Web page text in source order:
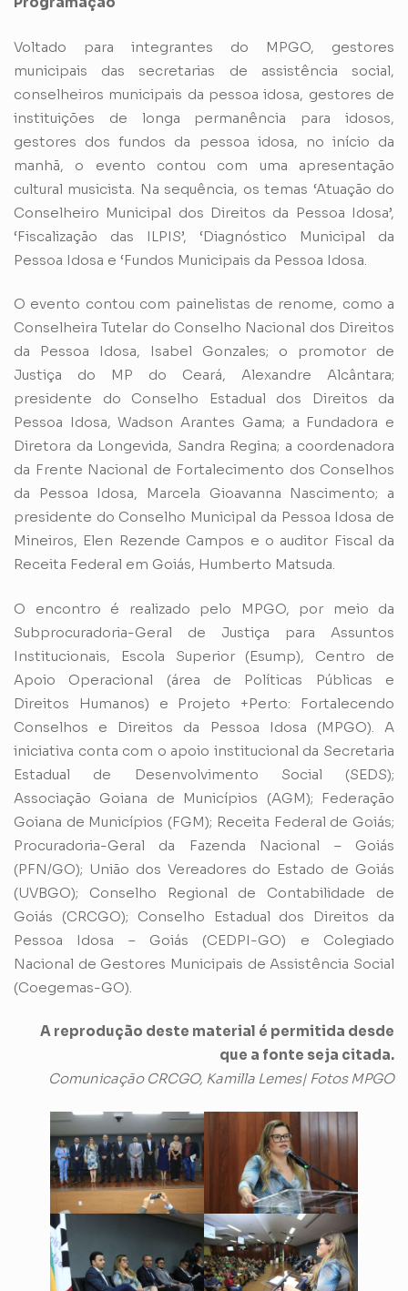
Voltado para integrantes do MPGO, gestores
municipais das secretarias de assistência social,
conselheiros municipais da pessoa idosa, gestores de
instituições de longa permanência para idosos,
gestores dos fundos da pessoa idosa, no início da
manhã, o evento contou com uma apresentação
cultural musicista. Na sequência, os temas ‘Atuação do
Conselheiro Municipal dos Direitos da Pessoa Idosa’,
‘Fiscalização das ILPIS’, ‘Diagnóstico Municipal da
Pessoa Idosa e ‘Fundos Municipais da Pessoa Idosa.
O evento contou com painelistas de renome, como a
Conselheira Tutelar do Conselho Nacional dos Direitos
da Pessoa Idosa, Isabel Gonzales; o promotor de
Justiça do MP do Ceará, Alexandre Alcântara;
presidente do Conselho Estadual dos Direitos da
Pessoa Idosa, Wadson Arantes Gama; a Fundadora e
Diretora da Longevida, Sandra Regina; a coordenadora
da Frente Nacional de Fortalecimento dos Conselhos
da Pessoa Idosa, Marcela Gioavanna Nascimento; a
presidente do Conselho Municipal da Pessoa Idosa de
Mineiros, Elen Rezende Campos e o auditor Fiscal da
Receita Federal em Goiás, Humberto Matsuda.
O encontro é realizado pelo MPGO, por meio da
Subprocuradoria-Geral de Justiça para Assuntos
Institucionais, Escola Superior (Esump), Centro de
Apoio Operacional (área de Políticas Públicas e
Direitos Humanos) e Projeto +Perto: Fortalecendo
Conselhos e Direitos da Pessoa Idosa (MPGO). A
iniciativa conta com o apoio institucional da Secretaria
Estadual de Desenvolvimento Social (SEDS);
Associação Goiana de Municípios (AGM); Federação
Goiana de Municípios (FGM); Receita Federal de Goiás;
Procuradoria-Geral da Fazenda Nacional – Goiás
(PFN/GO); União dos Vereadores do Estado de Goiás
(UVBGO); Conselho Regional de Contabilidade de
Goiás (CRCGO); Conselho Estadual dos Direitos da
Pessoa Idosa – Goiás (CEDPI-GO) e Colegiado
Nacional de Gestores Municipais de Assistência Social
(Coegemas-GO).
A reprodução deste material é permitida desde
que a fonte seja citada.
Comunicação CRCGO, Kamilla Lemes| Fotos MPGO